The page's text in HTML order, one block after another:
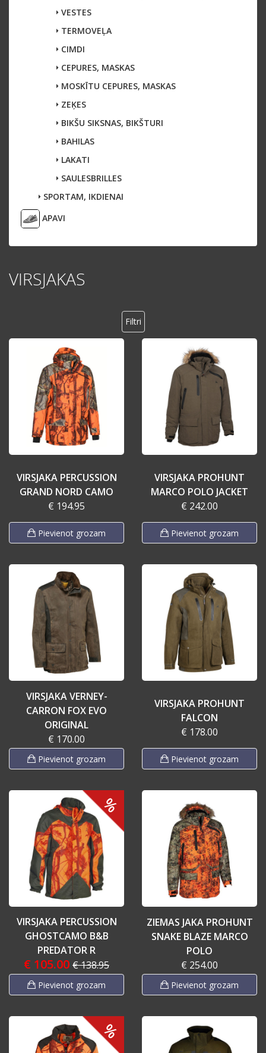
VESTES
TERMOVEĻA
CIMDI
CEPURES, MASKAS
MOSKĪTU CEPURES, MASKAS
ZEĶES
BIKŠU SIKSNAS, BIKŠTURI
BAHILAS
LAKATI
SAULESBRILLES
SPORTAM, IKDIENAI
APAVI
VIRSJAKAS
Filtri
VIRSJAKA PERCUSSION
GRAND NORD CAMO
€ 194.95
Pievienot grozam
VIRSJAKA PROHUNT
MARCO POLO JACKET
€ 242.00
Pievienot grozam
VIRSJAKA VERNEY-
CARRON FOX EVO
ORIGINAL
€ 170.00
Pievienot grozam
VIRSJAKA PROHUNT
FALCON
€ 178.00
Pievienot grozam
%
VIRSJAKA PERCUSSION
GHOSTCAMO B&B
PREDATOR R
€ 105.00 € 138.95
Pievienot grozam
ZIEMAS JAKA PROHUNT
SNAKE BLAZE MARCO
POLO
€ 254.00
Pievienot grozam
%